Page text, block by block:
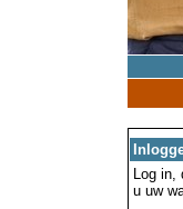
Log in,
u uw